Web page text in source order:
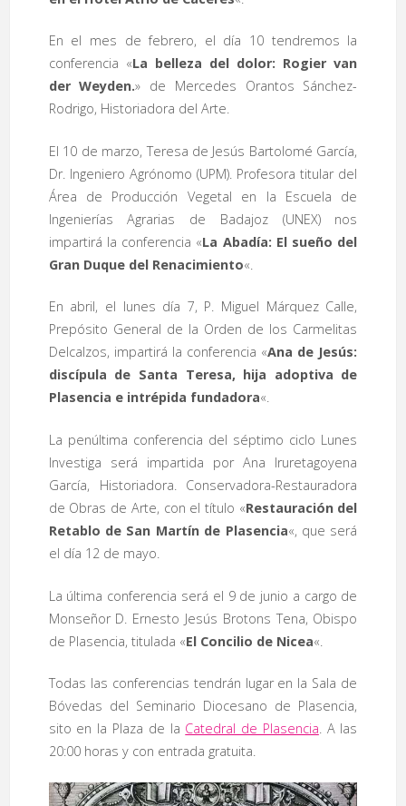
En el mes de febrero, el día 10 tendremos la
conferencia «La belleza del dolor: Rogier van
der Weyden.» de Mercedes Orantos Sánchez-
Rodrigo, Historiadora del Arte.
El 10 de marzo, Teresa de Jesús Bartolomé García,
Dr. Ingeniero Agrónomo (UPM). Profesora titular del
Área de Producción Vegetal en la Escuela de
Ingenierías Agrarias de Badajoz (UNEX) nos
impartirá la conferencia «La Abadía: El sueño del
Gran Duque del Renacimiento«.
En abril, el lunes día 7, P. Miguel Márquez Calle,
Prepósito General de la Orden de los Carmelitas
Delcalzos, impartirá la conferencia «Ana de Jesús:
discípula de Santa Teresa, hija adoptiva de
Plasencia e intrépida fundadora«.
La penúltima conferencia del séptimo ciclo Lunes
Investiga será impartida por Ana Iruretagoyena
García, Historiadora. Conservadora-Restauradora
de Obras de Arte, con el título «Restauración del
Retablo de San Martín de Plasencia«, que será
el día 12 de mayo.
La última conferencia será el 9 de junio a cargo de
Monseñor D. Ernesto Jesús Brotons Tena, Obispo
de Plasencia, titulada «El Concilio de Nicea«.
Todas las conferencias tendrán lugar en la Sala de
Bóvedas del Seminario Diocesano de Plasencia,
sito en la Plaza de la Catedral de Plasencia. A las
20:00 horas y con entrada gratuita.